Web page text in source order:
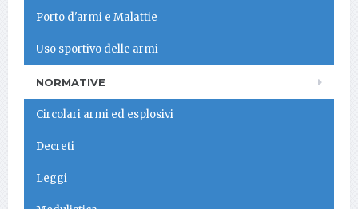
Porto d'armi e Malattie
Uso sportivo delle armi
NORMATIVE
Circolari armi ed esplosivi
Decreti
Leggi